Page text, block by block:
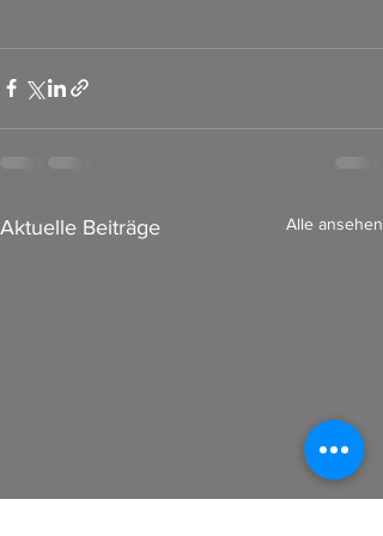
Aktuelle Beiträge Alle ansehen